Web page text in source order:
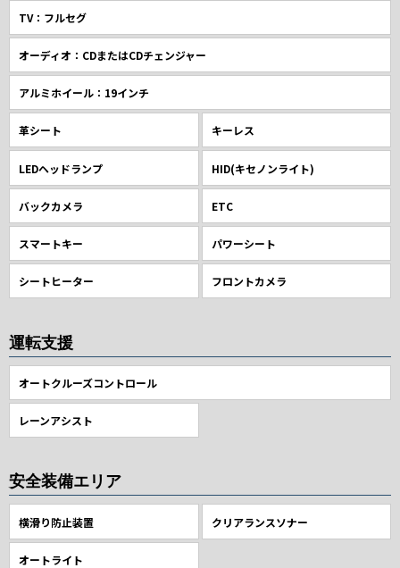
TV：フルセグ
オーディオ：CDまたはCDチェンジャー
アルミホイール：19インチ
革シート キーレス
LEDヘッドランプ HID(キセノンライト)
バックカメラ ETC
スマートキー パワーシート
シートヒーター フロントカメラ
運転支援
オートクルーズコントロール
レーンアシスト
安全装備エリア
横滑り防止装置 クリアランスソナー
オートライト